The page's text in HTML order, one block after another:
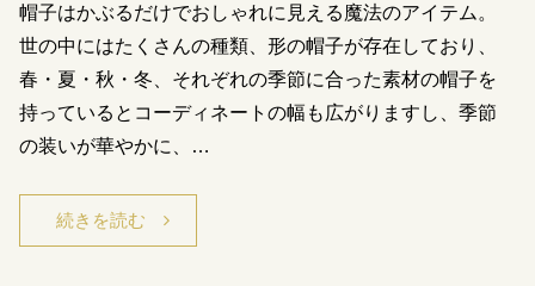
帽子はかぶるだけでおしゃれに見える魔法のアイテム。
世の中にはたくさんの種類、形の帽子が存在しており、
春・夏・秋・冬、それぞれの季節に合った素材の帽子を
持っているとコーディネートの幅も広がりますし、季節
の装いが華やかに、…
続きを読む